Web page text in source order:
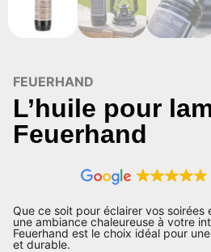
FEUERHAND
L’huile pour
Feuerhand
Que ce soit pour éclairer vos soirées
une ambiance chaleureuse à votre
Feuerhand est le choix idéal pour
et durable.